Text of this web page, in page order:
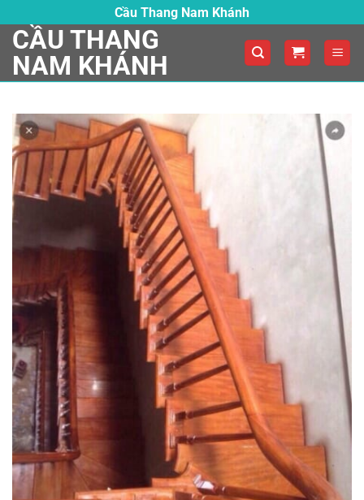
to
content
Cầu Thang Nam Khánh
CẦU THANG
NAM KHÁNH